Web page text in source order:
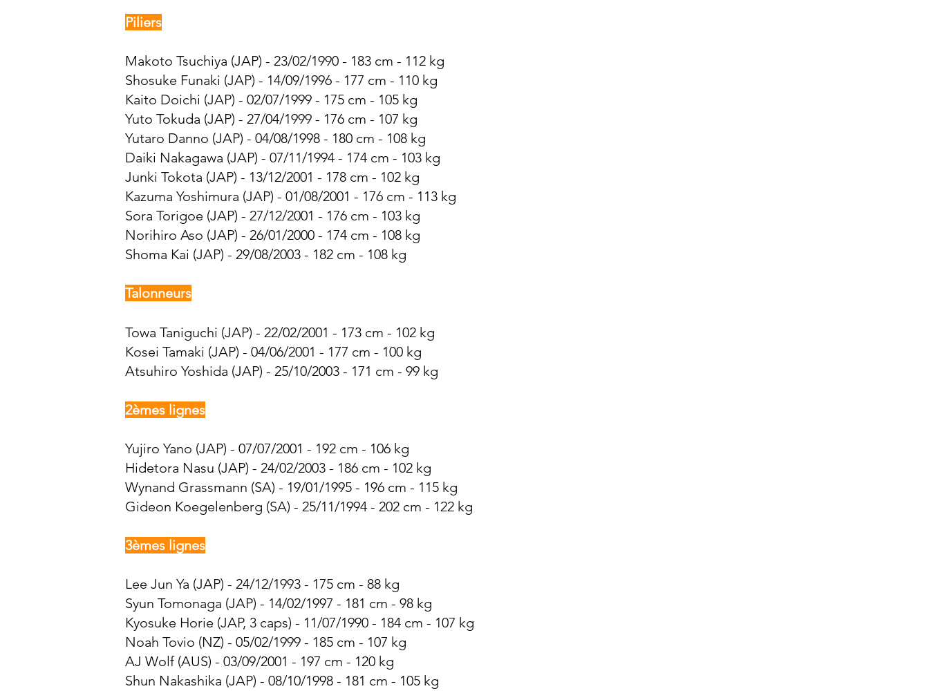
Piliers
Makoto Tsuchiya (JAP) - 23/02/1990 - 183 cm - 112 kg
Shosuke Funaki (JAP) - 14/09/1996 - 177 cm - 110 kg
Kaito Doichi (JAP) - 02/07/1999 - 175 cm - 105 kg
Yuto Tokuda (JAP) - 27/04/1999 - 176 cm - 107 kg
Yutaro Danno (JAP) - 04/08/1998 - 180 cm - 108 kg
Daiki Nakagawa (JAP) - 07/11/1994 - 174 cm - 103 kg
Junki Tokota (JAP) - 13/12/2001 - 178 cm - 102 kg
Kazuma Yoshimura (JAP) - 01/08/2001 - 176 cm - 113 kg
Sora Torigoe (JAP) - 27/12/2001 - 176 cm - 103 kg
Norihiro Aso (JAP) - 26/01/2000 - 174 cm - 108 kg
Shoma Kai (JAP) - 29/08/2003 - 182 cm - 108 kg
Talonneurs
Towa Taniguchi (JAP) - 22/02/2001 - 173 cm - 102 kg
Kosei Tamaki (JAP) - 04/06/2001 - 177 cm - 100 kg
Atsuhiro Yoshida (JAP) - 25/10/2003 - 171 cm - 99 kg
2èmes lignes
Yujiro Yano (JAP) - 07/07/2001 - 192 cm - 106 kg
Hidetora Nasu (JAP) - 24/02/2003 - 186 cm - 102 kg
Wynand Grassmann (SA) - 19/01/1995 - 196 cm - 115 kg
Gideon Koegelenberg (SA) - 25/11/1994 - 202 cm - 122 kg
3èmes lignes
Lee Jun Ya (JAP) - 24/12/1993 - 175 cm - 88 kg
Syun Tomonaga (JAP) - 14/02/1997 - 181 cm - 98 kg
Kyosuke Horie (JAP, 3 caps) - 11/07/1990 - 184 cm - 107 kg
Noah Tovio (NZ) - 05/02/1999 - 185 cm - 107 kg
AJ Wolf (AUS) - 03/09/2001 - 197 cm - 120 kg
Shun Nakashika (JAP) - 08/10/1998 - 181 cm - 105 kg